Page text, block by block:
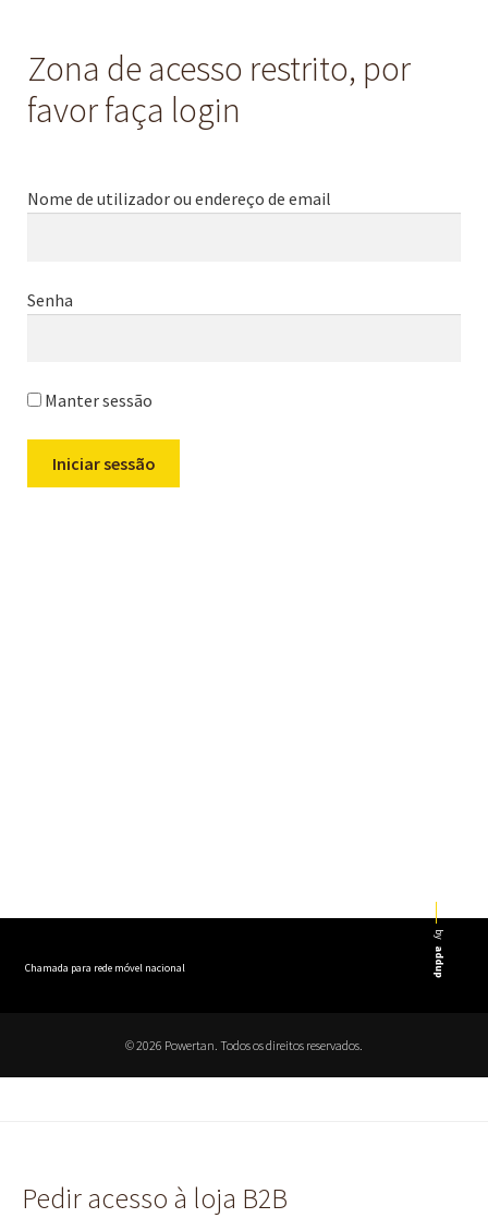
Zona de acesso restrito, por
favor faça login
Nome de utilizador ou endereço de email
Senha
Manter sessão
Chamada para rede móvel nacional
by
addup
© 2026 Powertan. Todos os direitos reservados.
Pedir acesso à loja B2B